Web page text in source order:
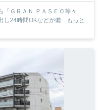
「ＧＲＡＮ ＰＡＳＥＯ等々
し24時間OKなどが備... もっと